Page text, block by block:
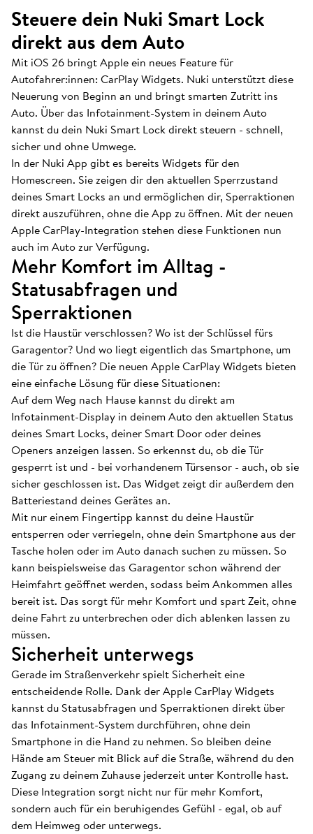
Steuere dein Nuki Smart Lock
direkt aus dem Auto
Mit iOS 26 bringt Apple ein neues Feature für
Autofahrer:innen: CarPlay Widgets. Nuki unterstützt diese
Neuerung von Beginn an und bringt smarten Zutritt ins
Auto. Über das Infotainment-System in deinem Auto
kannst du dein Nuki Smart Lock direkt steuern - schnell,
sicher und ohne Umwege.
In der Nuki App gibt es bereits Widgets für den
Homescreen. Sie zeigen dir den aktuellen Sperrzustand
deines Smart Locks an und ermöglichen dir, Sperraktionen
direkt auszuführen, ohne die App zu öffnen. Mit der neuen
Apple CarPlay-Integration stehen diese Funktionen nun
auch im Auto zur Verfügung.
Mehr Komfort im Alltag -
Statusabfragen und
Sperraktionen
Ist die Haustür verschlossen? Wo ist der Schlüssel fürs
Garagentor? Und wo liegt eigentlich das Smartphone, um
die Tür zu öffnen? Die neuen Apple CarPlay Widgets bieten
eine einfache Lösung für diese Situationen:
Auf dem Weg nach Hause kannst du direkt am
Infotainment-Display in deinem Auto den aktuellen Status
deines Smart Locks, deiner Smart Door oder deines
Openers anzeigen lassen. So erkennst du, ob die Tür
gesperrt ist und - bei vorhandenem Türsensor - auch, ob sie
sicher geschlossen ist. Das Widget zeigt dir außerdem den
Batteriestand deines Gerätes an.
Mit nur einem Fingertipp kannst du deine Haustür
entsperren oder verriegeln, ohne dein Smartphone aus der
Tasche holen oder im Auto danach suchen zu müssen. So
kann beispielsweise das Garagentor schon während der
Heimfahrt geöffnet werden, sodass beim Ankommen alles
bereit ist. Das sorgt für mehr Komfort und spart Zeit, ohne
deine Fahrt zu unterbrechen oder dich ablenken lassen zu
müssen.
Sicherheit unterwegs
Gerade im Straßenverkehr spielt Sicherheit eine
entscheidende Rolle. Dank der Apple CarPlay Widgets
kannst du Statusabfragen und Sperraktionen direkt über
das Infotainment-System durchführen, ohne dein
Smartphone in die Hand zu nehmen. So bleiben deine
Hände am Steuer mit Blick auf die Straße, während du den
Zugang zu deinem Zuhause jederzeit unter Kontrolle hast.
Diese Integration sorgt nicht nur für mehr Komfort,
sondern auch für ein beruhigendes Gefühl - egal, ob auf
dem Heimweg oder unterwegs.